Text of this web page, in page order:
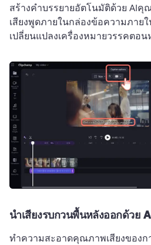
สร้างคำบรรยายอัตโนมัติด้วย AIคุ
เสียงพูดภายในกล่องข้อความภาย
เปลี่ยนแปลงเครื่องหมายวรรคตอ
นําเสียงรบกวนพื้นหลังออกด้วย
ทำความสะอาดคุณภาพเสียงของก